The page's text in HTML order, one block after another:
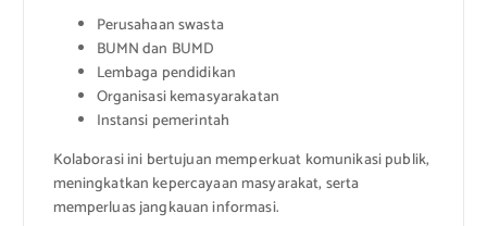
Perusahaan swasta
BUMN dan BUMD
Lembaga pendidikan
Organisasi kemasyarakatan
Instansi pemerintah
Kolaborasi ini bertujuan memperkuat komunikasi publik,
meningkatkan kepercayaan masyarakat, serta
memperluas jangkauan informasi.